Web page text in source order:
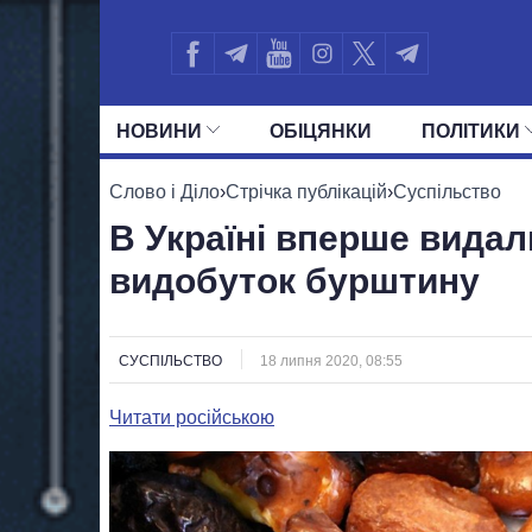
НОВИНИ ОБIЦЯНКИ ПОЛIТИКИ
УСІ ПОЛІТИКИ ПРЕЗИДЕНТ І ОФІС
Слово і Діло›Стрічка публікацій›Суспільство
В Україні вперше
видобуток бурштину
СУСПІЛЬСТВО 18 липня 2020, 08:55
Читати російською